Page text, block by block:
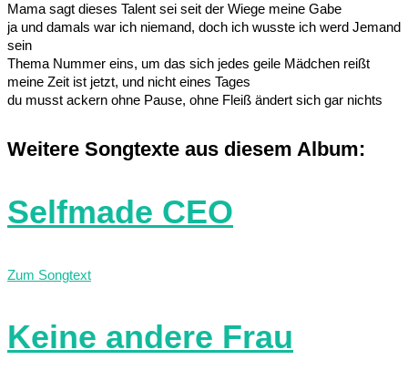
Mama sagt dieses Talent sei seit der Wiege meine Gabe
ja und damals war ich niemand, doch ich wusste ich werd Jemand
sein
Thema Nummer eins, um das sich jedes geile Mädchen reißt
meine Zeit ist jetzt, und nicht eines Tages
du musst ackern ohne Pause, ohne Fleiß ändert sich gar nichts
Weitere Songtexte aus diesem Album:
Selfmade CEO
Zum Songtext
Keine andere Frau